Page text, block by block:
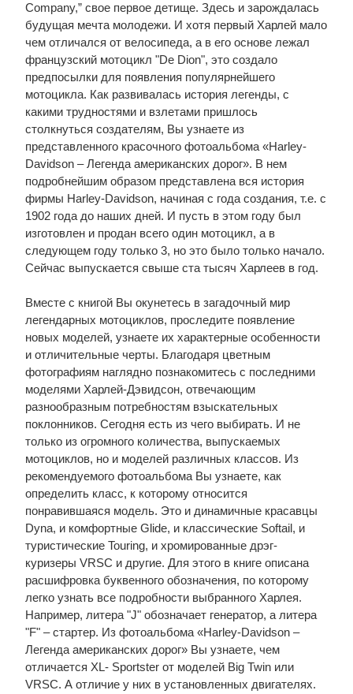
Company,” свое первое детище. Здесь и зарождалась
будущая мечта молодежи. И хотя первый Харлей мало
чем отличался от велосипеда, а в его основе лежал
французский мотоцикл "De Dion", это создало
предпосылки для появления популярнейшего
мотоцикла. Как развивалась история легенды, с
какими трудностями и взлетами пришлось
столкнуться создателям, Вы узнаете из
представленного красочного фотоальбома «Harley-
Davidson – Легенда американских дорог». В нем
подробнейшим образом представлена вся история
фирмы Harley-Davidson, начиная с года создания, т.е. с
1902 года до наших дней. И пусть в этом году был
изготовлен и продан всего один мотоцикл, а в
следующем году только 3, но это было только начало.
Сейчас выпускается свыше ста тысяч Харлеев в год.
Вместе с книгой Вы окунетесь в загадочный мир
легендарных мотоциклов, проследите появление
новых моделей, узнаете их характерные особенности
и отличительные черты. Благодаря цветным
фотографиям наглядно познакомитесь с последними
моделями Харлей-Дэвидсон, отвечающим
разнообразным потребностям взыскательных
поклонников. Сегодня есть из чего выбирать. И не
только из огромного количества, выпускаемых
мотоциклов, но и моделей различных классов. Из
рекомендуемого фотоальбома Вы узнаете, как
определить класс, к которому относится
понравившаяся модель. Это и динамичные красавцы
Dyna, и комфортные Glide, и классические Softail, и
туристические Touring, и хромированные дрэг-
куризеры VRSC и другие. Для этого в книге описана
расшифровка буквенного обозначения, по которому
легко узнать все подробности выбранного Харлея.
Например, литера "J" обозначает генератор, а литера
"F" – стартер. Из фотоальбома «Harley-Davidson –
Легенда американских дорог» Вы узнаете, чем
отличается XL- Sportster от моделей Big Twin или
VRSC. А отличие у них в установленных двигателях.